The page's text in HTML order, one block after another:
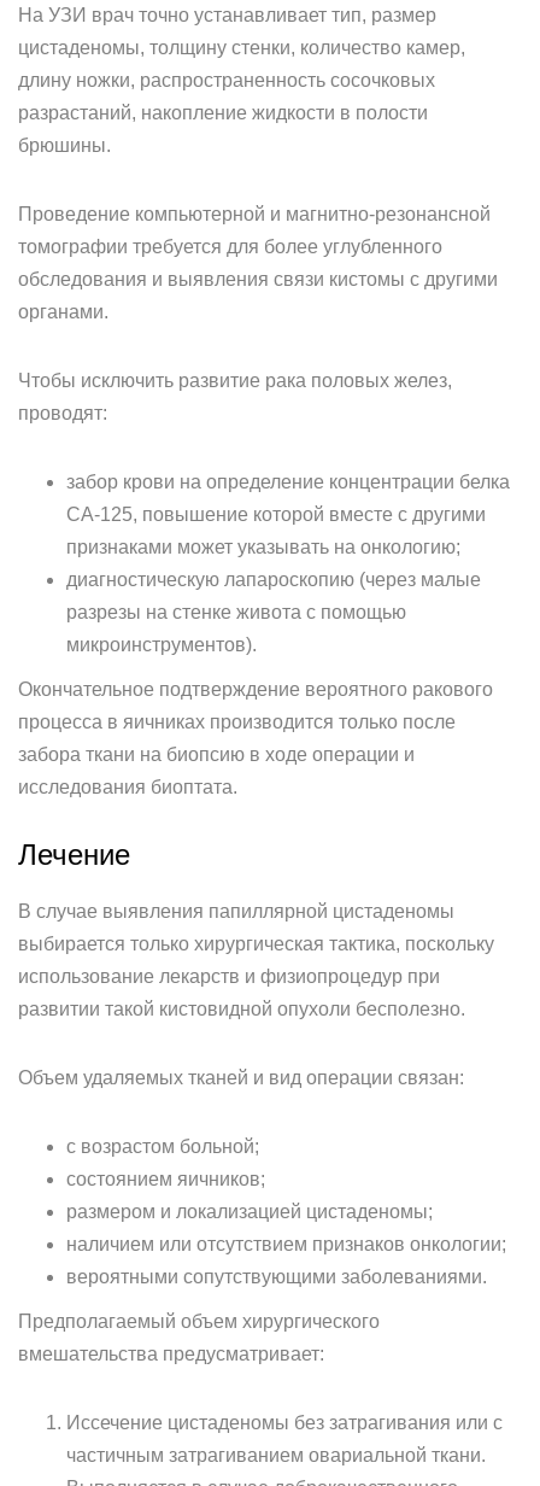
На УЗИ врач точно устанавливает тип, размер
цистаденомы, толщину стенки, количество камер,
длину ножки, распространенность сосочковых
разрастаний, накопление жидкости в полости
брюшины.
Проведение компьютерной и магнитно-резонансной
томографии требуется для более углубленного
обследования и выявления связи кистомы с другими
органами.
Чтобы исключить развитие рака половых желез,
проводят:
забор крови на определение концентрации белка
СА-125, повышение которой вместе с другими
признаками может указывать на онкологию;
диагностическую лапароскопию (через малые
разрезы на стенке живота с помощью
микроинструментов).
Окончательное подтверждение вероятного ракового
процесса в яичниках производится только после
забора ткани на биопсию в ходе операции и
исследования биоптата.
Лечение
В случае выявления папиллярной цистаденомы
выбирается только хирургическая тактика, поскольку
использование лекарств и физиопроцедур при
развитии такой кистовидной опухоли бесполезно.
Объем удаляемых тканей и вид операции связан:
с возрастом больной;
состоянием яичников;
размером и локализацией цистаденомы;
наличием или отсутствием признаков онкологии;
вероятными сопутствующими заболеваниями.
Предполагаемый объем хирургического
вмешательства предусматривает:
Иссечение цистаденомы без затрагивания или с
частичным затрагиванием овариальной ткани.